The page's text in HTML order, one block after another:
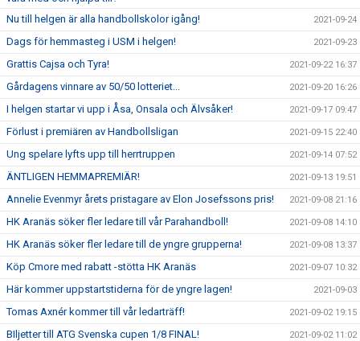
Nu till helgen är alla handbollskolor igång!
2021-09-24
Dags för hemmasteg i USM i helgen! 2021-09-23
Grattis Cajsa och Tyra! 2021-09-22 16:37
Gårdagens vinnare av 50/50 lotteriet... 2021-09-20 16:26
I helgen startar vi upp i Åsa, Onsala och Älvsåker! 2021-09-17 09:47
Förlust i premiären av Handbollsligan 2021-09-15 22:40
Ung spelare lyfts upp till herrtruppen 2021-09-14 07:52
ÄNTLIGEN HEMMAPREMIÄR! 2021-09-13 19:51
Annelie Evenmyr årets pristagare av Elon Josefssons pris! 2021-09-08 21:16
HK Aranäs söker fler ledare till vår Parahandboll! 2021-09-08 14:10
HK Aranäs söker fler ledare till de yngre grupperna! 2021-09-08 13:37
Köp Cmore med rabatt -stötta HK Aranäs 2021-09-07 10:32
Här kommer uppstartstiderna för de yngre lagen! 2021-09-03
Tomas Axnér kommer till vår ledarträff! 2021-09-02 19:15
BIljetter till ATG Svenska cupen 1/8 FINAL! 2021-09-02 11:02